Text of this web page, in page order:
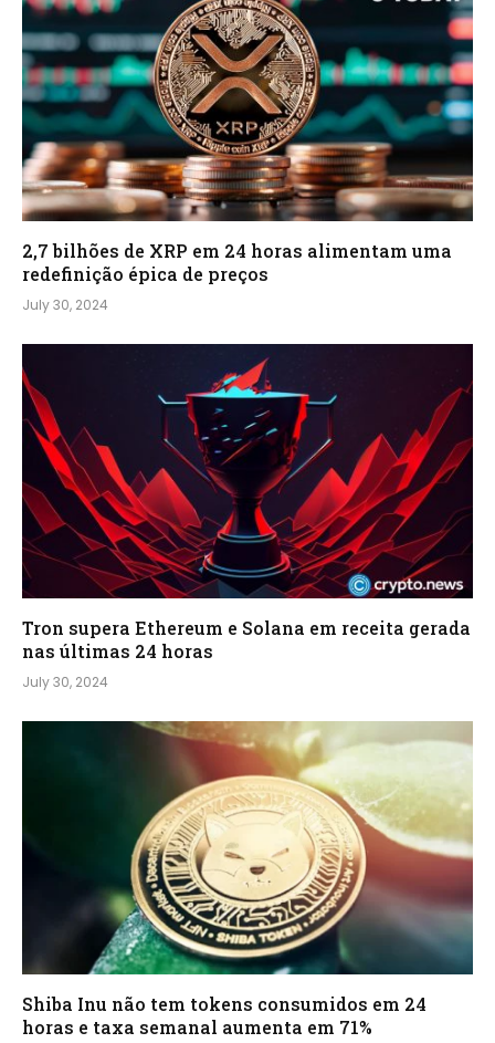
2,7 bilhões de XRP em 24 horas alimentam uma
redefinição épica de preços
July 30, 2024
Tron supera Ethereum e Solana em receita gerada
nas últimas 24 horas
July 30, 2024
Shiba Inu não tem tokens consumidos em 24
horas e taxa semanal aumenta em 71%